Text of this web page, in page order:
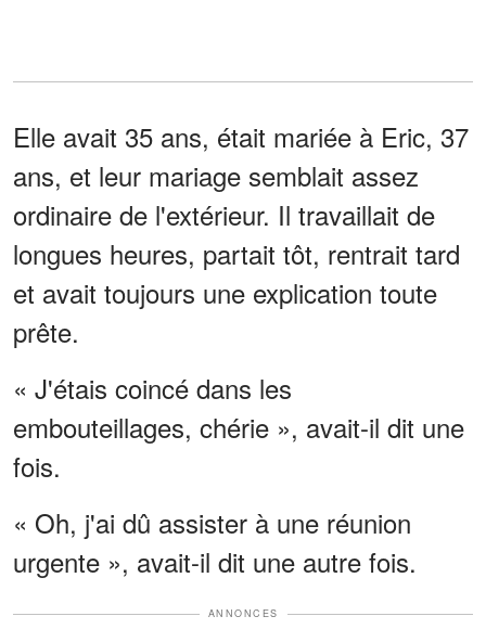
Elle avait 35 ans, était mariée à Eric, 37
ans, et leur mariage semblait assez
ordinaire de l'extérieur. Il travaillait de
longues heures, partait tôt, rentrait tard
et avait toujours une explication toute
prête.
« J'étais coincé dans les
embouteillages, chérie », avait-il dit une
fois.
« Oh, j'ai dû assister à une réunion
urgente », avait-il dit une autre fois.
ANNONCES